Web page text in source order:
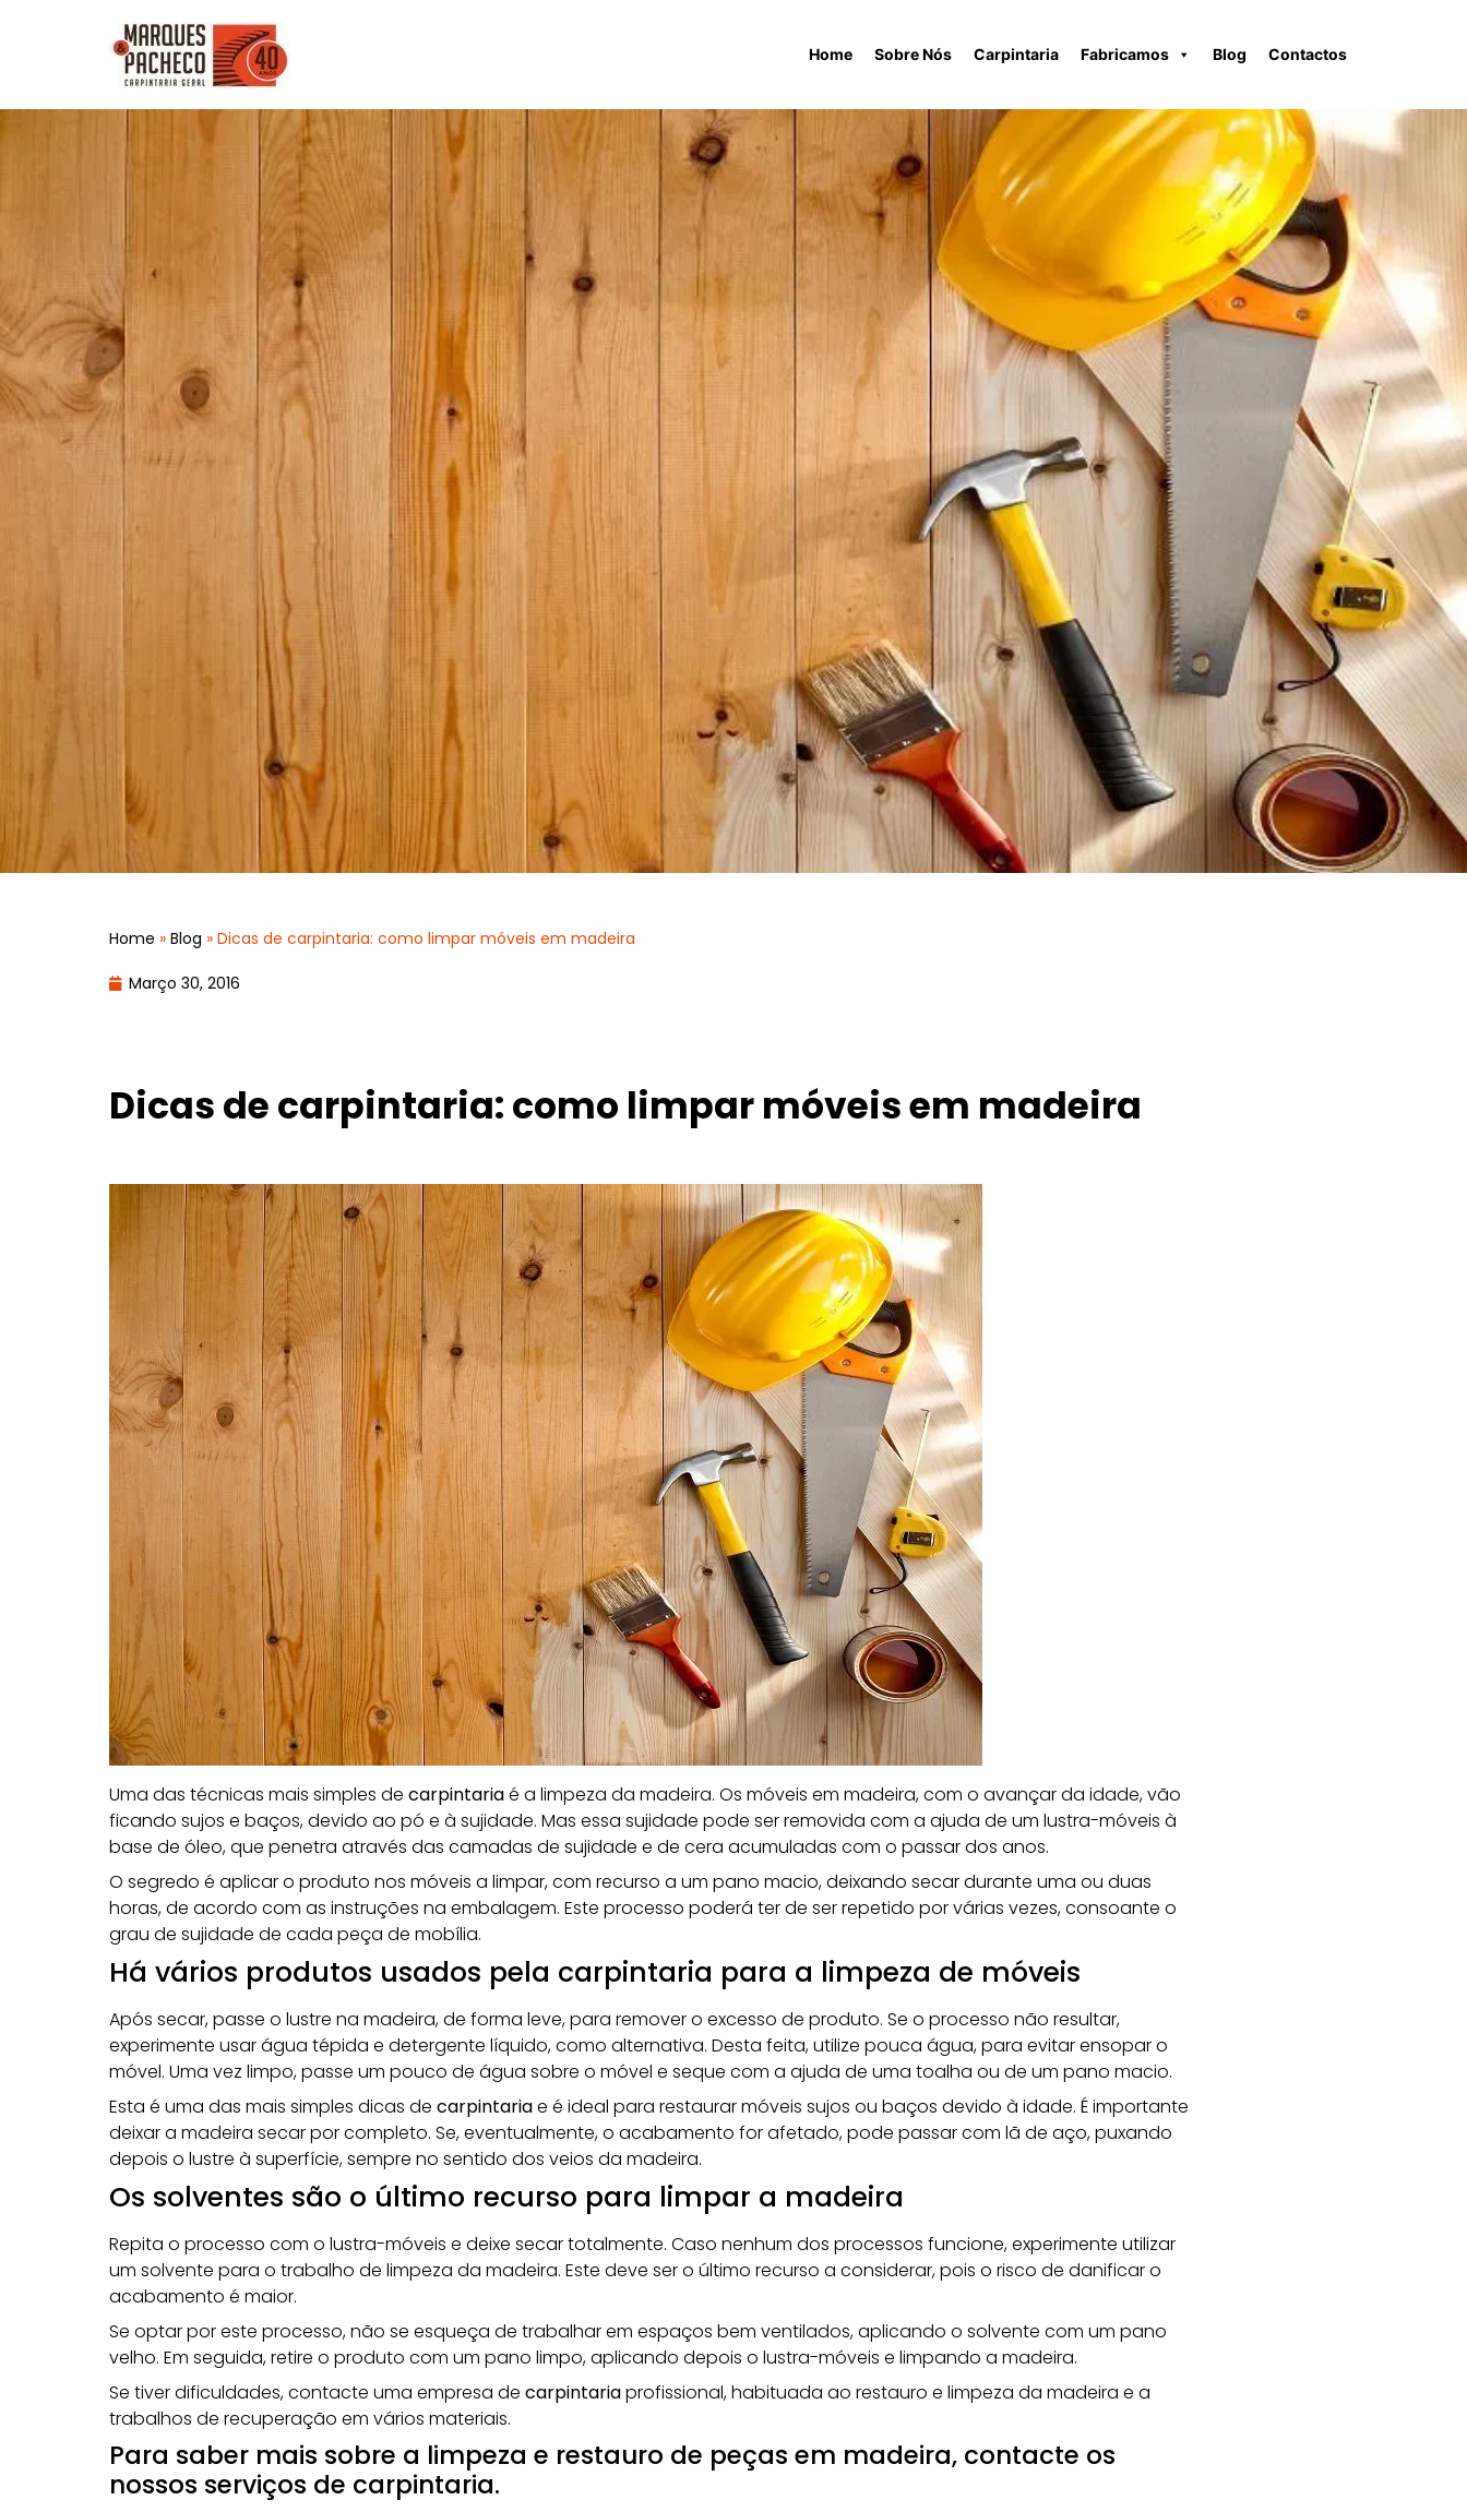
Home Sobre Nós Carpintaria Fabricamos Blog Contactos
Home » Blog » Dicas de carpintaria: como limpar móveis em madeira
Março 30, 2016
Dicas de carpintaria: como limpar móveis em madeira
Uma das técnicas mais simples de carpintariaé a limpeza da madeira. Os móveis em madeira, com o avançar da idade, vão
ficando sujos e baços, devido ao pó e à sujidade. Mas essa sujidade pode ser removida com a ajuda de um lustra-móveis à
base de óleo, que penetra através das camadas de sujidade e de cera acumuladas com o passar dos anos.
O segredo é aplicar o produto nos móveis a limpar, com recurso a um pano macio, deixando secar durante uma ou duas
horas, de acordo com as instruções na embalagem. Este processo poderá ter de ser repetido por várias vezes, consoante o
grau de sujidade de cada peça de mobília.
Há vários produtos usados pela carpintaria para a limpeza de móveis
Após secar, passe o lustre na madeira, de forma leve, para remover o excesso de produto. Se o processo não resultar,
experimente usar água tépida e detergente líquido, como alternativa. Desta feita, utilize pouca água, para evitar ensopar o
móvel. Uma vez limpo, passe um pouco de água sobre o móvel e seque com a ajuda de uma toalha ou de um pano macio.
Esta é uma das mais simples dicas de carpintariae é ideal para restaurar móveis sujos ou baços devido à idade. É importante
deixar a madeira secar por completo. Se, eventualmente, o acabamento for afetado, pode passar com lã de aço, puxando
depois o lustre à superfície, sempre no sentido dos veios da madeira.
Os solventes são o último recurso para limpar a madeira
Repita o processo com o lustra-móveis e deixe secar totalmente. Caso nenhum dos processos funcione, experimente utilizar
um solvente para o trabalho de limpeza da madeira. Este deve ser o último recurso a considerar, pois o risco de danificar o
acabamento é maior.
Se optar por este processo, não se esqueça de trabalhar em espaços bem ventilados, aplicando o solvente com um pano
velho. Em seguida, retire o produto com um pano limpo, aplicando depois o lustra-móveis e limpando a madeira.
Se tiver dificuldades, contacte uma empresa de carpintariaprofissional, habituada ao restauro e limpeza da madeira e a
trabalhos de recuperação em vários materiais.
Para saber mais sobre a limpeza e restauro de peças em madeira, contacte os
nossos serviços de carpintaria.